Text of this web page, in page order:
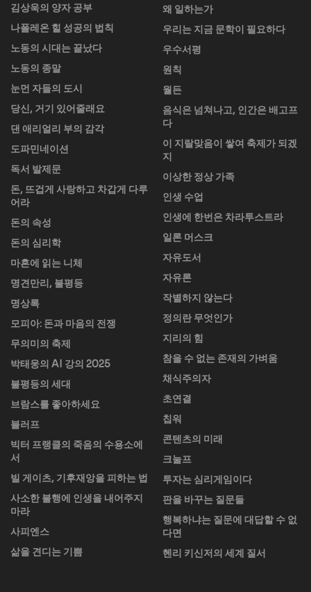
김상욱의 양자 공부
나폴레온 힐 성공의 법칙
노동의 시대는 끝났다
노동의 종말
눈먼 자들의 도시
당신, 거기 있어줄래요
댄 애리얼리 부의 감각
도파민네이션
독서 발제문
돈, 뜨겁게 사랑하고 차갑게 다루
어라
돈의 속성
돈의 심리학
마흔에 읽는 니체
명견만리, 불평등
명상록
모피아: 돈과 마음의 전쟁
무의미의 축제
박태웅의 AI 강의 2025
불평등의 세대
브람스를 좋아하세요
블러프
빅터 프랭클의 죽음의 수용소에
서
빌 게이츠, 기후재앙을 피하는 법
사소한 불행에 인생을 내어주지
마라
사피엔스
삶을 견디는 기쁨
왜 일하는가
우리는 지금 문학이 필요하다
우수서평
원칙
월든
음식은 넘쳐나고, 인간은 배고프
다
이 지랄맞음이 쌓여 축제가 되겠
지
이상한 정상 가족
인생 수업
인생에 한번은 차라투스트라
일론 머스크
자유도서
자유론
작별하지 않는다
정의란 무엇인가
지리의 힘
참을 수 없는 존재의 가벼움
채식주의자
초연결
칩워
콘텐츠의 미래
크눌프
투자는 심리게임이다
판을 바꾸는 질문들
행복하냐는 질문에 대답할 수 없
다면
헨리 키신저의 세계 질서